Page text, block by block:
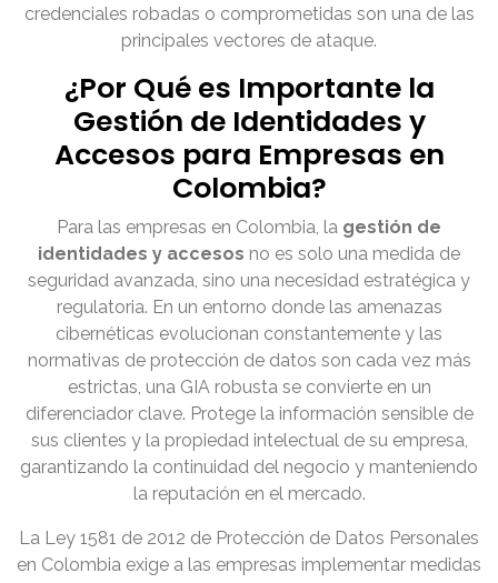
credenciales robadas o comprometidas son una de las
principales vectores de ataque.
¿Por Qué es Importante la
Gestión de Identidades y
Accesos para Empresas en
Colombia?
Para las empresas en Colombia, la gestión de
identidades y accesos no es solo una medida de
seguridad avanzada, sino una necesidad estratégica y
regulatoria. En un entorno donde las amenazas
cibernéticas evolucionan constantemente y las
normativas de protección de datos son cada vez más
estrictas, una GIA robusta se convierte en un
diferenciador clave. Protege la información sensible de
sus clientes y la propiedad intelectual de su empresa,
garantizando la continuidad del negocio y manteniendo
la reputación en el mercado.
La Ley 1581 de 2012 de Protección de Datos Personales
en Colombia exige a las empresas implementar medidas